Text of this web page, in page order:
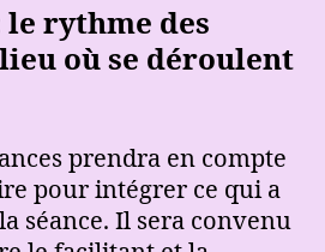
rythme des
où se déroulent
prendra en compte
pour intégrer ce qui a
séance. Il sera convenu